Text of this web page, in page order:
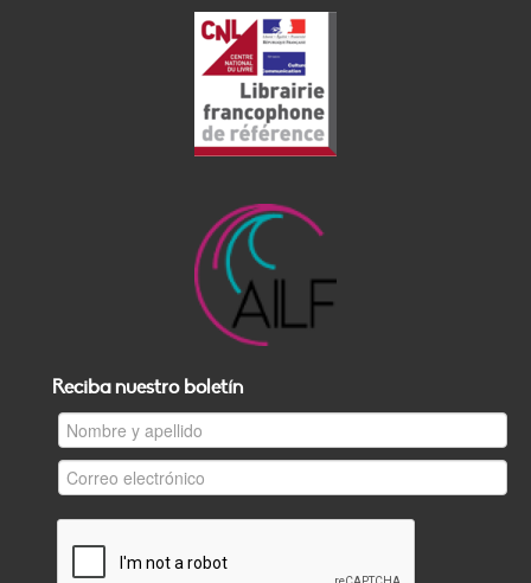
Reciba nuestro boletín